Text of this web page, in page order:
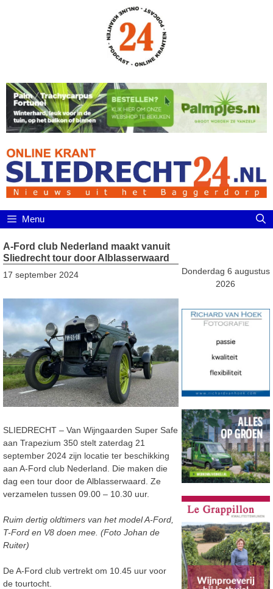
Menu
A-Ford club Nederland maakt vanuit
Sliedrecht tour door Alblasserwaard
17 september 2024
SLIEDRECHT – Van Wijngaarden Super Safe
aan Trapezium 350 stelt zaterdag 21
september 2024 zijn locatie ter beschikking
aan A-Ford club Nederland. Die maken die
dag een tour door de Alblasserwaard. Ze
verzamelen tussen 09.00 – 10.30 uur.
Ruim dertig oldtimers van het model A-Ford,
T-Ford en V8 doen mee. (Foto Johan de
Ruiter)
De A-Ford club vertrekt om 10.45 uur voor
de tourtocht.
Donderdag 6 augustus
2026